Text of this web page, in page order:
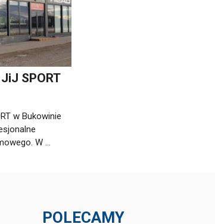
SPORT
w Bukowinie
W ...
POLECAMY